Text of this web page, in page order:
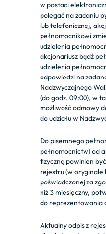
w postaci
polegać na zadaniu
lub telefonicznej,
pełnomocnikowi
udzielenia
akcjonariusz bądź
udzielenia
odpowiedzi na
Nadzwyczajnego
(do godz. 09:00), w
możliwość odmowy
do udziału w
Do pisemnego
pełnomocnictw) od
fizyczną powinien
rejestru (w oryginale
poświadczonej za
niż 3 miesięczny,
do reprezentowania
Aktualny odpis z